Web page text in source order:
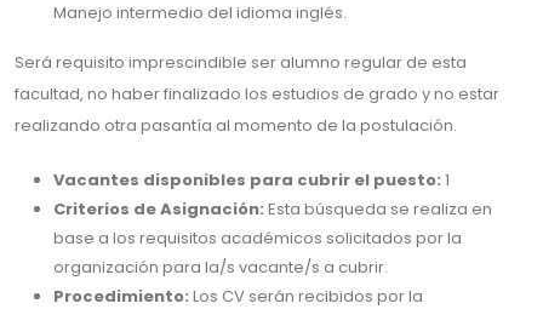
Manejo intermedio del idioma inglés.
Será requisito imprescindible ser alumno regular de esta
facultad, no haber finalizado los estudios de grado y no estar
realizando otra pasantía al momento de la postulación.
Vacantes disponibles para cubrir el puesto: 1
Criterios de Asignación: Esta búsqueda se realiza en
base a los requisitos académicos solicitados por la
organización para la/s vacante/s a cubrir.
Procedimiento: Los CV serán recibidos por la